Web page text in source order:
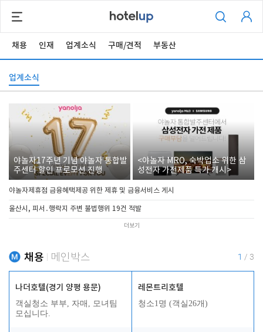
채용 인재 업계소식 구매/견적 부동산
업계소식
야놀자17주년 기념 야놀자 통합발
주센터 할인 프로모션 진행
<야놀자 MRO, 숙박업소 위한 삼
성전자 가전제품 특가 개시>
야놀자제휴점 금융혜택제공 위한 제휴 및 금융서비스 게시
울산시, 피서․행락지 주변 불법행위 19건 적발
더보기
채용 메인박스 1 / 3
나더호텔(경기 양평 용문)
객실청소 부부, 자매, 모녀팀
모십니다.
레몬트리호텔
청소1명 (객실26개)